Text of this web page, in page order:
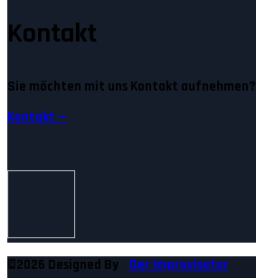
Kontakt
Sie möchten mit uns Kontakt aufnehmen?
Kontakt —
©2026 Designed By Der Improvisator